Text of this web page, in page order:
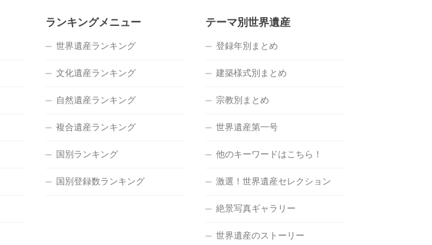
ランキングメニュー
世界遺産ランキング
文化遺産ランキング
自然遺産ランキング
複合遺産ランキング
国別ランキング
国別登録数ランキング
テーマ別世界遺産
登録年別まとめ
建築様式別まとめ
宗教別まとめ
世界遺産第一号
他のキーワードはこちら！
激選！世界遺産セレクション
絶景写真ギャラリー
世界遺産のストーリー